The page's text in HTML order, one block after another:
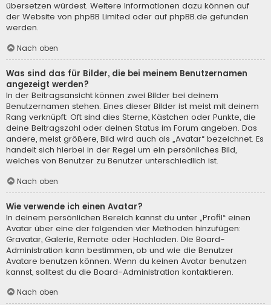
übersetzen würdest. Weitere Informationen dazu können auf
der Website von phpBB Limited oder auf phpBB.de gefunden
werden.
Nach oben
Was sind das für Bilder, die bei meinem Benutzernamen
angezeigt werden?
In der Beitragsansicht können zwei Bilder bei deinem
Benutzernamen stehen. Eines dieser Bilder ist meist mit deinem
Rang verknüpft: Oft sind dies Sterne, Kästchen oder Punkte, die
deine Beitragszahl oder deinen Status im Forum angeben. Das
andere, meist größere, Bild wird auch als „Avatar“ bezeichnet. Es
handelt sich hierbei in der Regel um ein persönliches Bild,
welches von Benutzer zu Benutzer unterschiedlich ist.
Nach oben
Wie verwende ich einen Avatar?
In deinem persönlichen Bereich kannst du unter „Profil“ einen
Avatar über eine der folgenden vier Methoden hinzufügen:
Gravatar, Galerie, Remote oder Hochladen. Die Board-
Administration kann bestimmen, ob und wie die Benutzer
Avatare benutzen können. Wenn du keinen Avatar benutzen
kannst, solltest du die Board-Administration kontaktieren.
Nach oben